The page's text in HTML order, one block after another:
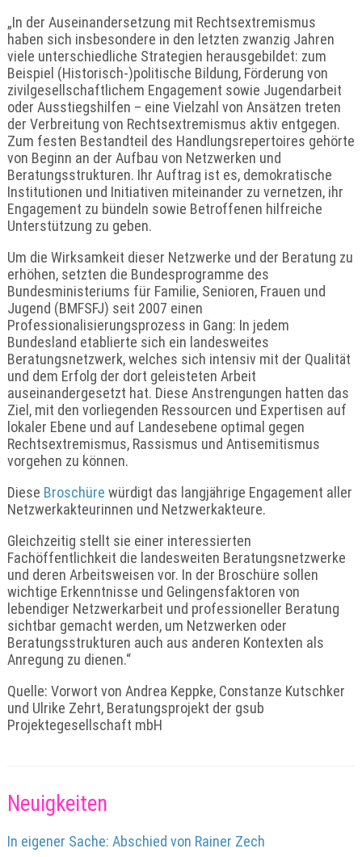
„In der Auseinandersetzung mit Rechtsextremismus
haben sich insbesondere in den letzten zwanzig Jahren
viele unterschiedliche Strategien herausgebildet: zum
Beispiel (Historisch-)politische Bildung, Förderung von
zivilgesellschaftlichem Engagement sowie Jugendarbeit
oder Ausstiegshilfen – eine Vielzahl von Ansätzen treten
der Verbreitung von Rechtsextremismus aktiv entgegen.
Zum festen Bestandteil des Handlungsrepertoires gehörte
von Beginn an der Aufbau von Netzwerken und
Beratungsstrukturen. Ihr Auftrag ist es, demokratische
Institutionen und Initiativen miteinander zu vernetzen, ihr
Engagement zu bündeln sowie Betroffenen hilfreiche
Unterstützung zu geben.
Um die Wirksamkeit dieser Netzwerke und der Beratung zu
erhöhen, setzten die Bundesprogramme des
Bundesministeriums für Familie, Senioren, Frauen und
Jugend (BMFSFJ) seit 2007 einen
Professionalisierungsprozess in Gang: In jedem
Bundesland etablierte sich ein landesweites
Beratungsnetzwerk, welches sich intensiv mit der Qualität
und dem Erfolg der dort geleisteten Arbeit
auseinandergesetzt hat. Diese Anstrengungen hatten das
Ziel, mit den vorliegenden Ressourcen und Expertisen auf
lokaler Ebene und auf Landesebene optimal gegen
Rechtsextremismus, Rassismus und Antisemitismus
vorgehen zu können.
Diese Broschüre würdigt das langjährige Engagement aller
Netzwerkakteurinnen und Netzwerkakteure.
Gleichzeitig stellt sie einer interessierten
Fachöffentlichkeit die landesweiten Beratungsnetzwerke
und deren Arbeitsweisen vor. In der Broschüre sollen
wichtige Erkenntnisse und Gelingensfaktoren von
lebendiger Netzwerkarbeit und professioneller Beratung
sichtbar gemacht werden, um Netzwerken oder
Beratungsstrukturen auch aus anderen Kontexten als
Anregung zu dienen.“
Quelle: Vorwort von Andrea Keppke, Constanze Kutschker
und Ulrike Zehrt, Beratungsprojekt der gsub
Projektegesellschaft mbH
Neuigkeiten
In eigener Sache: Abschied von Rainer Zech